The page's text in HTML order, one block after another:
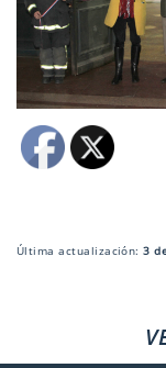
Última actualización:3